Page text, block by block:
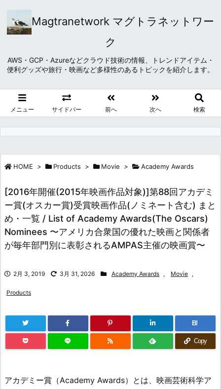
Magtranetwork マグトラネットワー
ク
AWS・GCP・Azureなどクラウド技術の情報、トレンドアイテム・
便利グッズや旅行・映画など多様性のあるトピックを紹介します。
メニュー サイドバー 前へ 次へ 検索
HOME > Products > Movie > Academy Awards
[2016年開催(2015年映画作品対象)]第88回アカデミ
ー賞(オスカー賞)受賞映画作品(ノミネート含む) まと
め・一覧 / List of Academy Awards(The Oscars)
Nominees 〜アメリカ合衆国の優れた映画と関係者
が毎年部門別に表彰されるAMPAS主催の映画賞〜
2月 3, 2019 3月 31, 2026 Academy Awards , Movie ,
Products
B!
Copy
アカデミー賞（Academy Awards）とは、映画芸術科学ア